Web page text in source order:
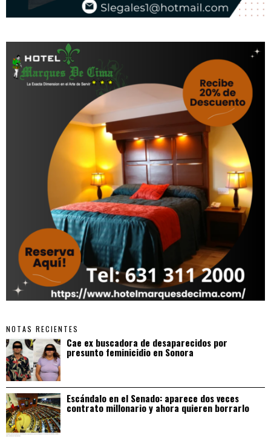
NOTAS RECIENTES
Cae ex buscadora de desaparecidos por
presunto feminicidio en Sonora
Escándalo en el Senado: aparece dos veces
contrato millonario y ahora quieren borrarlo